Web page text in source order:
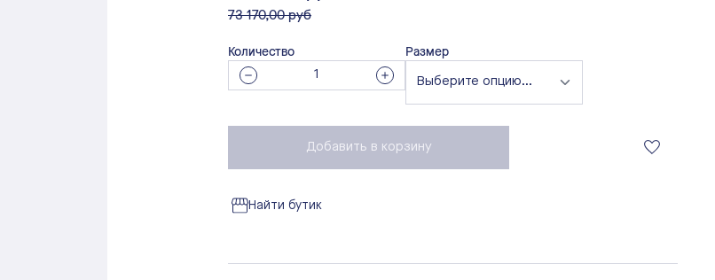
вместо
73 170,00 руб
Количество Размер
Добавить в корзину
Найти бутик